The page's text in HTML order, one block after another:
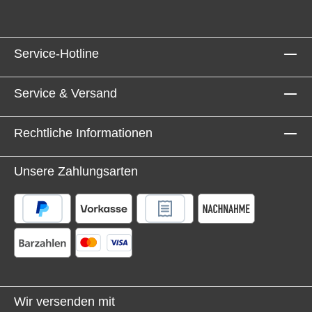
Service-Hotline
Service & Versand
Rechtliche Informationen
Unsere Zahlungsarten
Wir versenden mit